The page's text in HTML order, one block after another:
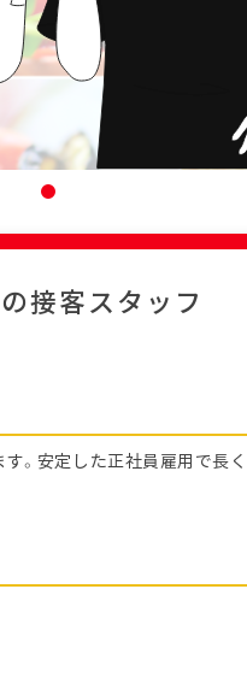
接客スタッフ
。安定した正社員雇用で長